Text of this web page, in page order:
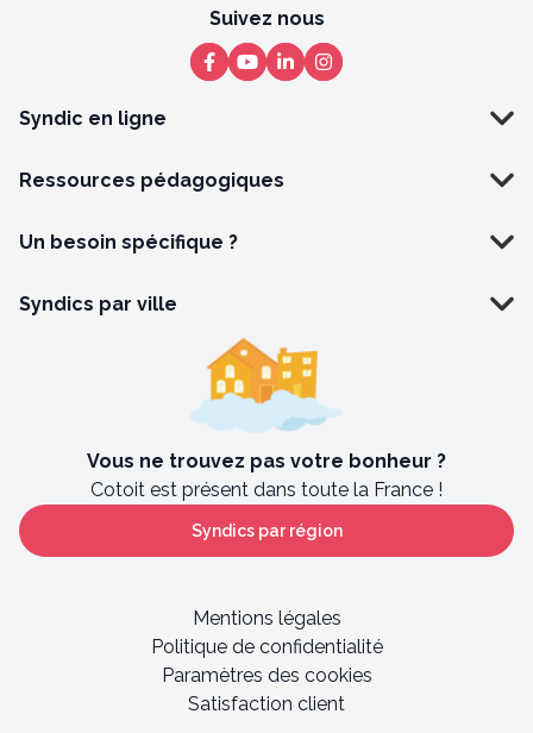
Syndic en ligne
Ressources pédagogiques
Un besoin spécifique ?
Suivez nous
Syndics par ville
Vous ne trouvez pas votre bonheur ?
Cotoit est présent dans toute la France !
Syndics par région
Mentions légales
Politique de confidentialité
Paramètres des cookies
Satisfaction client